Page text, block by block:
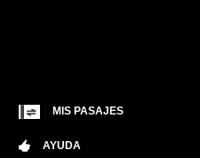
MIS PASAJES
AYUDA